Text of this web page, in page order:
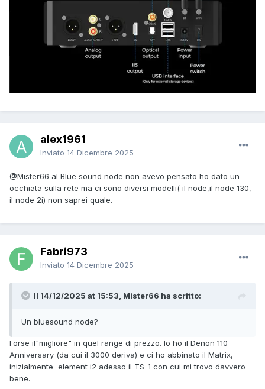
alex1961
Inviato 14 Dicembre 2025
@Mister66 al Blue sound node non avevo pensato ho dato un
occhiata sulla rete ma ci sono diversi modelli( il node,il node 130,
il node 2i) non saprei quale.
Fabri973
Inviato 14 Dicembre 2025
Il 14/12/2025 at 15:53, Mister66 ha scritto:
Un bluesound node?
Forse il"migliore" in quel range di prezzo. Io ho il Denon 110
Anniversary (da cui il 3000 deriva) e ci ho abbinato il Matrix,
inizialmente element i2 adesso il TS-1 con cui mi trovo davvero
bene.